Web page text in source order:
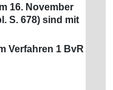
16. November
S. 678) sind mit
Verfahren 1 BvR